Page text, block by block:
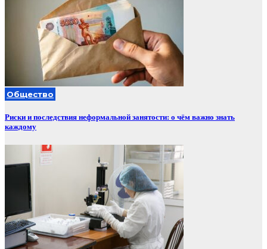
Общество
Риски и последствия неформальной занятости: о чём важно знать
каждому